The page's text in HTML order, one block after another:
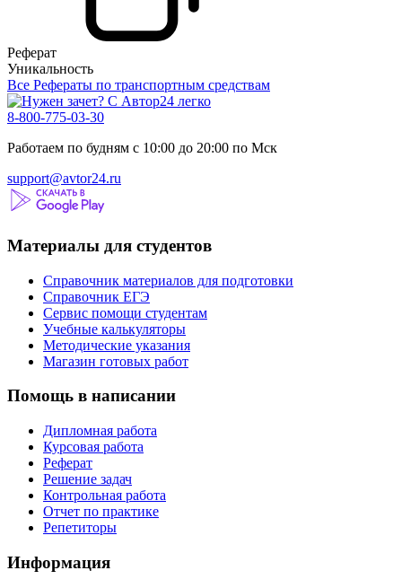
Реферат
Уникальность
Все Рефераты по транспортным средствам
8-800-775-03-30
Работаем по будням с 10:00 до 20:00 по Мск
support@avtor24.ru
Материалы для студентов
Справочник материалов для подготовки
Справочник ЕГЭ
Сервис помощи студентам
Учебные калькуляторы
Методические указания
Магазин готовых работ
Помощь в написании
Дипломная работа
Курсовая работа
Реферат
Решение задач
Контрольная работа
Отчет по практике
Репетиторы
Информация